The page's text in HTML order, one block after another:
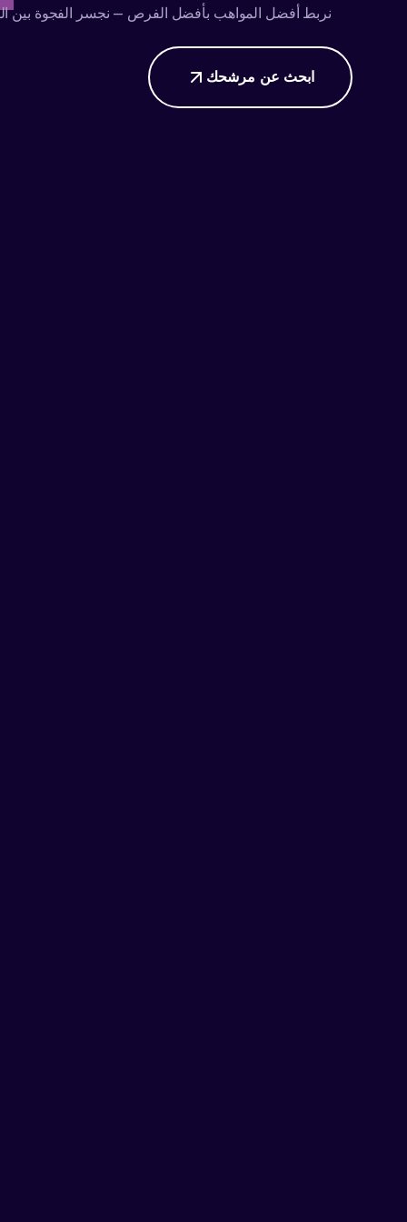
نربط أفضل المواهب بأفضل الفرص — نجسر الفجوة بين
ابحث عن مرشحك